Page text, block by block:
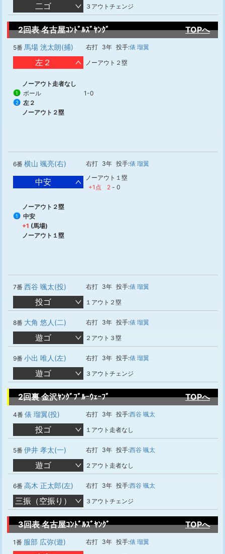
二ゴ ３アウトチェンジ
2回表 名古屋ｺﾝﾄﾞﾙｽﾞﾔﾝｸﾞ TOPへ
5番 馬場 洸太朗(捕) 右打 3年 投手:俵 瑠翼
左２ ノーアウト２塁
ノーアウト走者なし
1 ボール 1-0
2
左２
ノーアウト２塁
6番 横山 颯亮(右) 右打 3年 投手:俵 瑠翼
中安
ノーアウト１塁
+1点
2 - 0
ノーアウト２塁
1
中安
+1 (馬場)
ノーアウト１塁
7番 西谷 颯太(投) 右打 3年 投手:俵 瑠翼
投ゴ １アウト２塁
8番 大角 悠人(二) 右打 3年 投手:俵 瑠翼
遊ゴ ２アウト３塁
9番 小出 唯人(左) 右打 3年 投手:俵 瑠翼
遊ゴ ３アウトチェンジ
2回裏 金沢ﾔﾝｸﾞﾌﾞﾙｰｳｪｰﾌﾞ TOPへ
4番 俵 瑠翼(投) 右打 3年 投手:西谷 颯太
投ゴ １アウト走者なし
5番 伊井 孝太(一) 右打 3年 投手:西谷 颯太
遊ゴ ２アウト走者なし
6番 高木 正太郎(左) 右打 3年 投手:西谷 颯太
三振（空振り） ３アウトチェンジ
3回表 名古屋ｺﾝﾄﾞﾙｽﾞﾔﾝｸﾞ TOPへ
1番 服部 広弥(遊) 右打 3年 投手:俵 瑠翼